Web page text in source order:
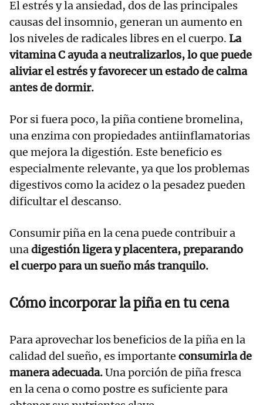
El estrés y la ansiedad, dos de las principales
causas del insomnio, generan un aumento en
los niveles de radicales libres en el cuerpo. La
vitamina C ayuda a neutralizarlos, lo que puede
aliviar el estrés y favorecer un estado de calma
antes de dormir.
Por si fuera poco, la piña contiene bromelina,
una enzima con propiedades antiinflamatorias
que mejora la digestión. Este beneficio es
especialmente relevante, ya que los problemas
digestivos como la acidez o la pesadez pueden
dificultar el descanso.
Consumir piña en la cena puede contribuir a
unadigestión ligera y placentera, preparando
el cuerpo para un sueño más tranquilo.
Cómo incorporar la piña en tu cena
Para aprovechar los beneficios de la piña en la
calidad del sueño, es importante consumirla de
manera adecuada.Una porción de piña fresca
en la cena o como postre es suficiente para